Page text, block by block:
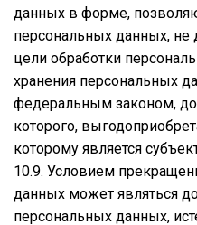
данных в форме,
персональных данных, не
цели обработки
хранения персональных
федеральным законом,
которого,
которому является
10.9. Условием
данных может являться
персональных данных,